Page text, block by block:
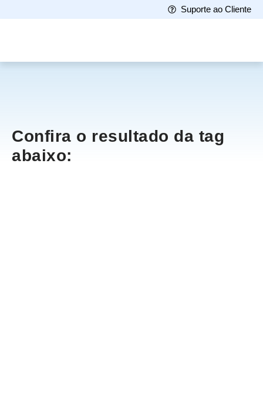
Suporte ao Cliente
Confira o resultado da tag
abaixo: